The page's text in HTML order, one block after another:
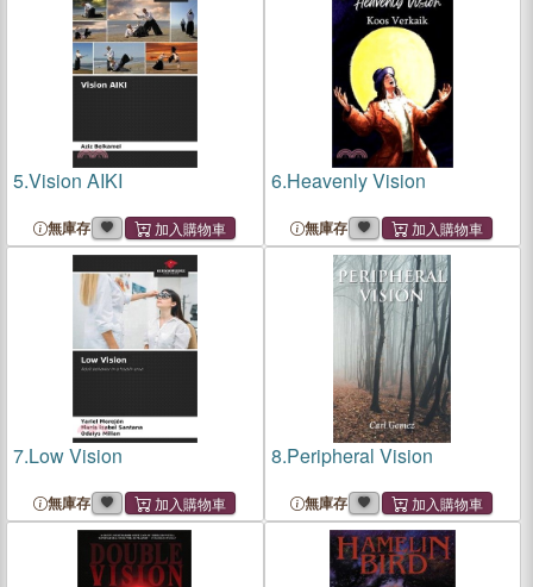
5.Vision AIKI
無庫存
6.Heavenly Vision
無庫存
7.Low Vision
無庫存
8.Peripheral Vision
無庫存